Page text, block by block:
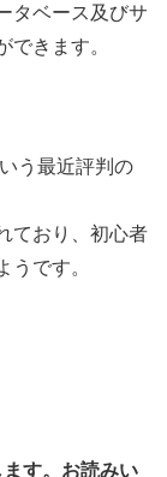
タベース及びサ
できます。
う最近評判の
ており、初心者
うです。
す。お読みい